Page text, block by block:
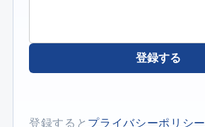
登録する
登録すると プライバシーポリシー